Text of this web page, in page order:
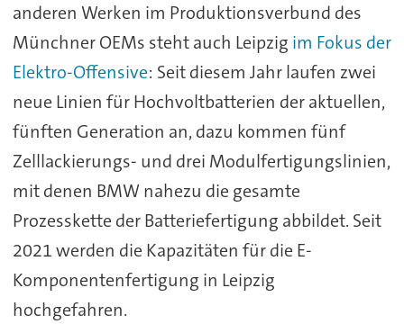
anderen Werken im Produktionsverbund des
Münchner OEMs steht auch Leipzig im Fokus der
Elektro-Offensive: Seit diesem Jahr laufen zwei
neue Linien für Hochvoltbatterien der aktuellen,
fünften Generation an, dazu kommen fünf
Zelllackierungs- und drei Modulfertigungslinien,
mit denen BMW nahezu die gesamte
Prozesskette der Batteriefertigung abbildet. Seit
2021 werden die Kapazitäten für die E-
Komponentenfertigung in Leipzig
hochgefahren.